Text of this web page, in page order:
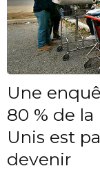
Une
80 % de
Unis est
devenir